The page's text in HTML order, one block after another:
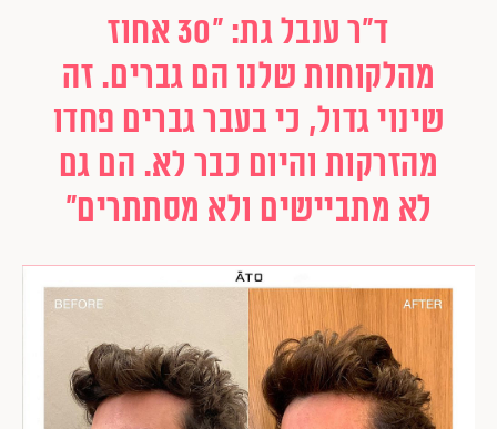
ד"ר ענבל גת: "30 אחוז
מהלקוחות שלנו הם גברים. זה
שינוי גדול, כי בעבר גברים פחדו
מהזרקות והיום כבר לא. הם גם
לא מתביישים ולא מסתתרים"